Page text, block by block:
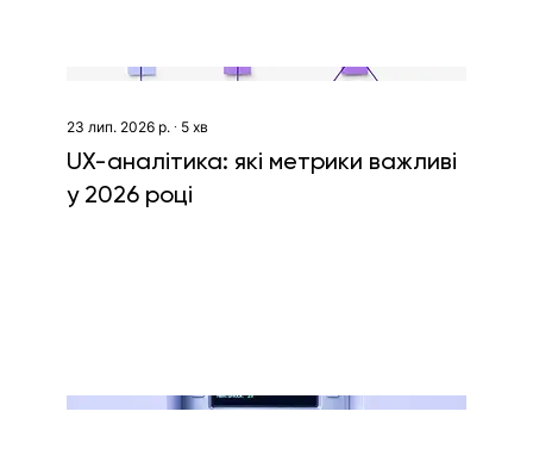
23 лип. 2026 р.∙ 5 хв
UX-аналітика: які метрики важливі
у 2026 році